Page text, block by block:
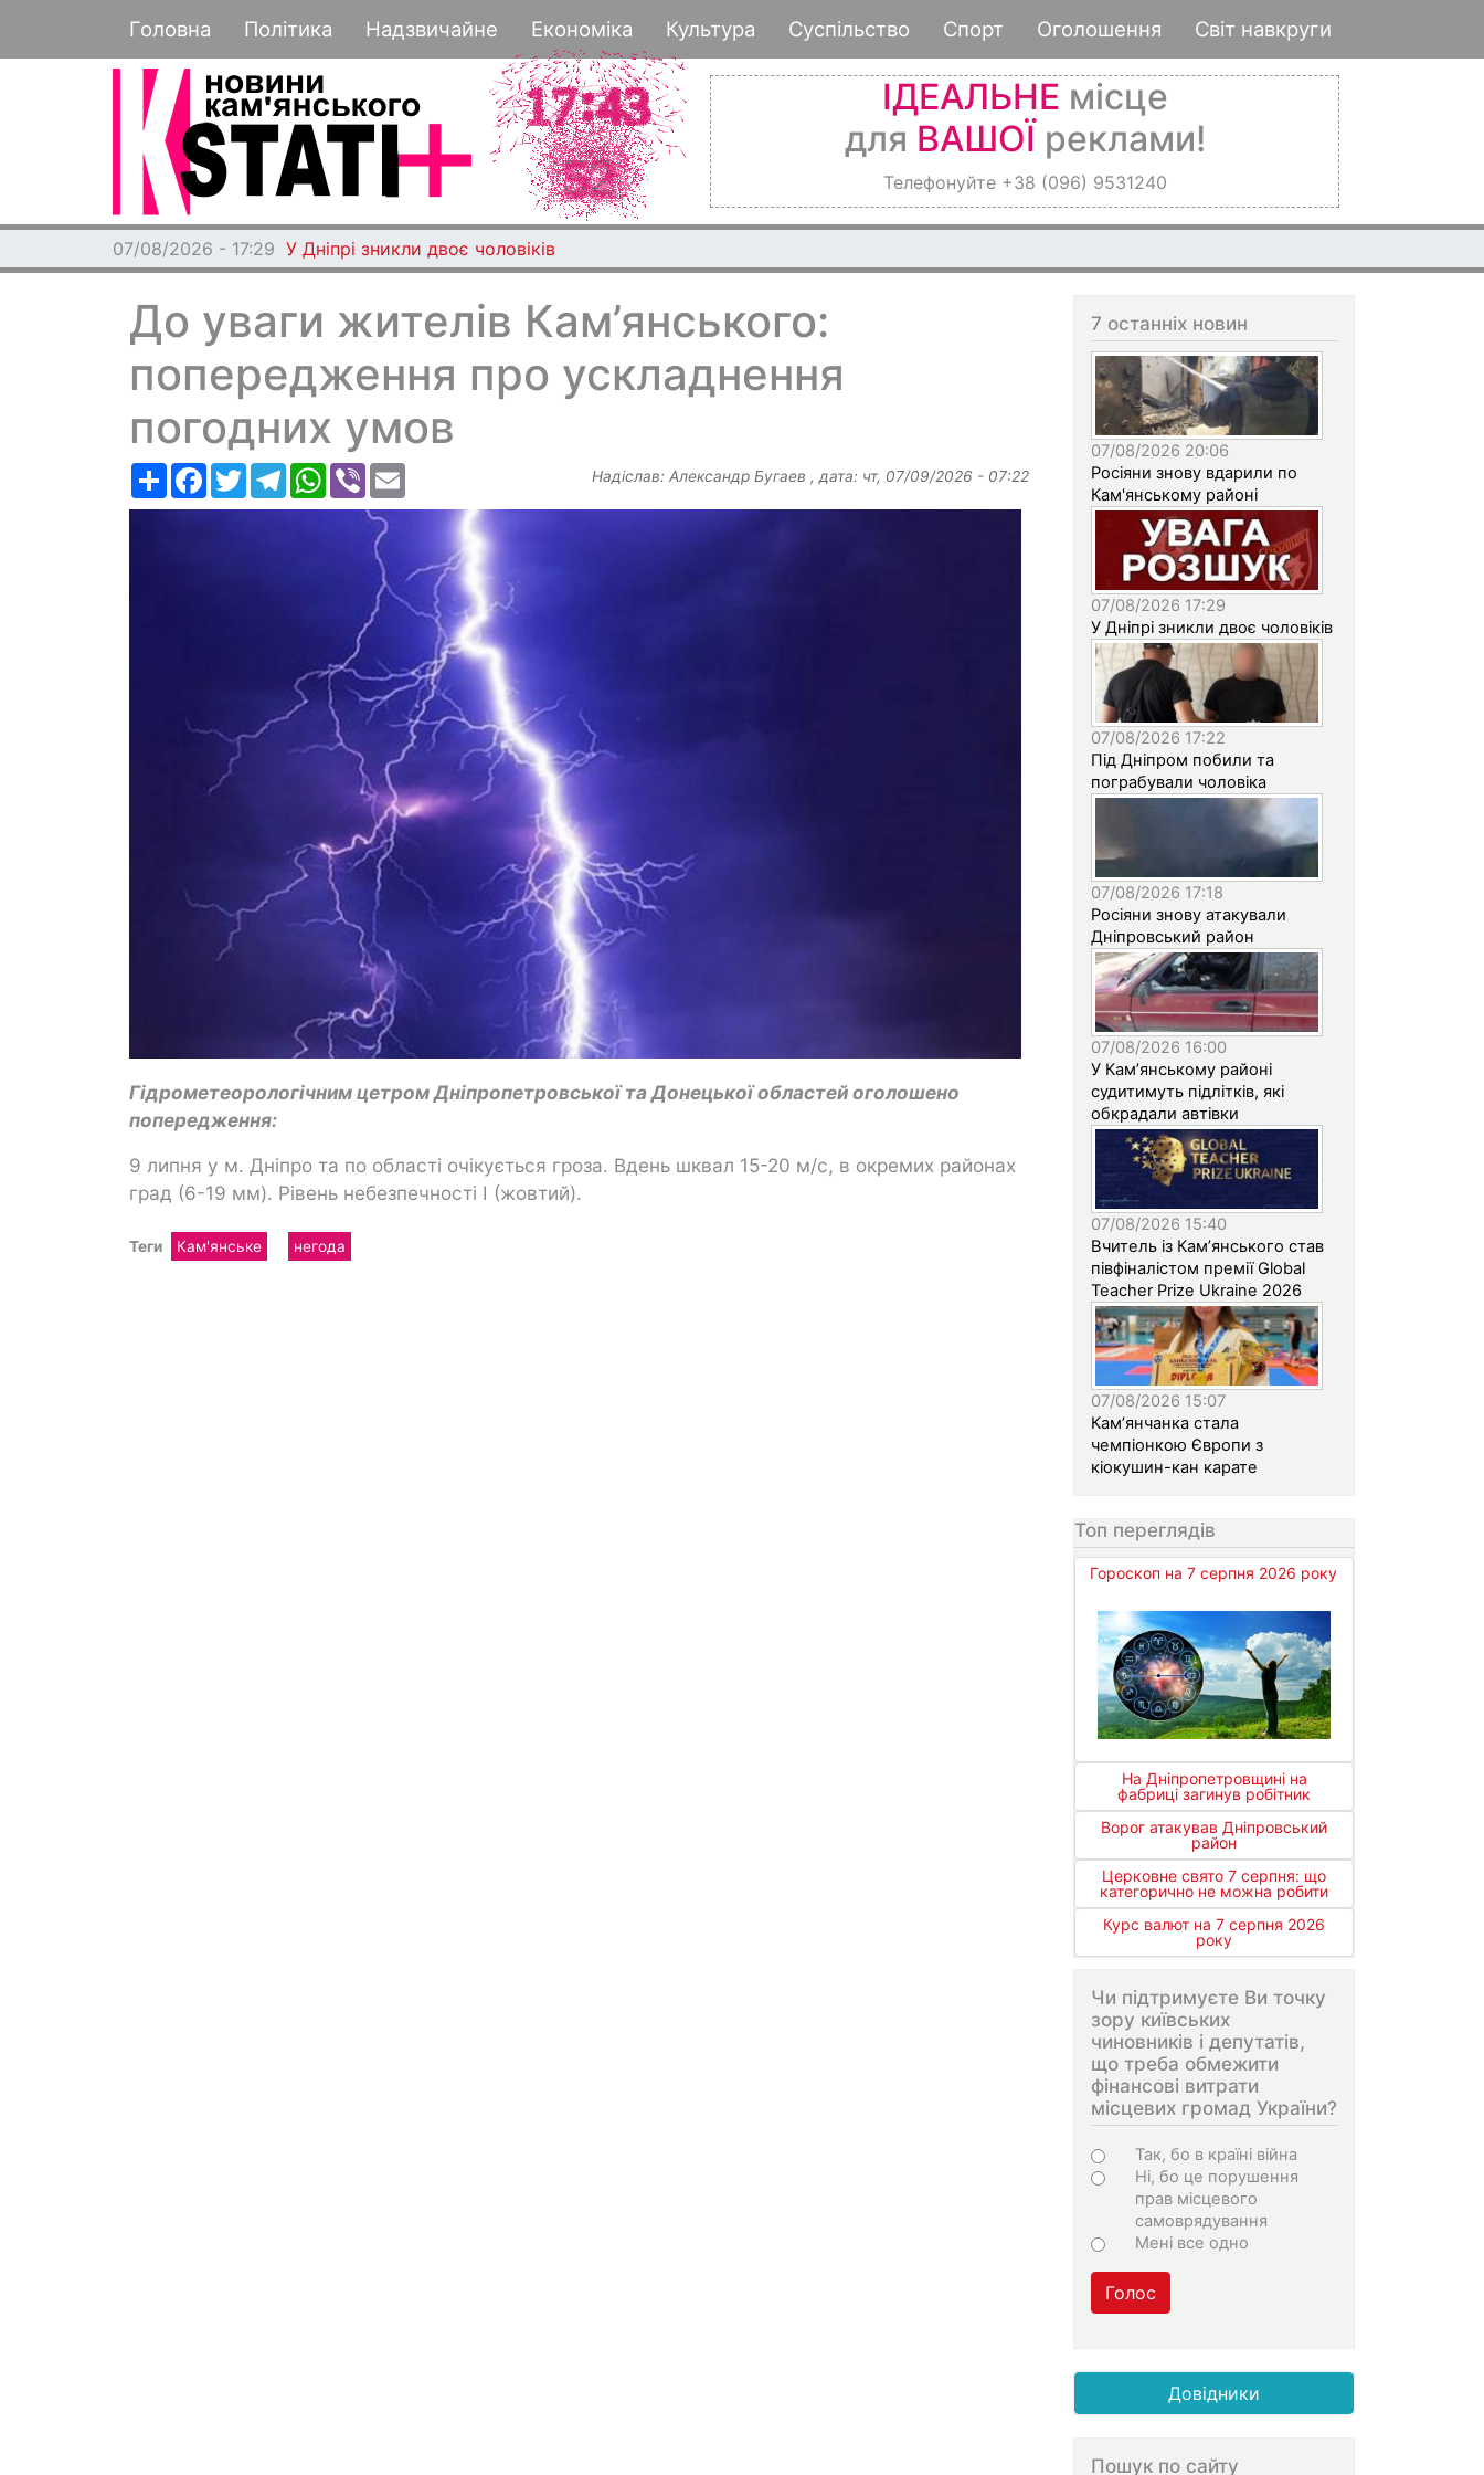
до
основного
Основная навигация
Головна Політика Надзвичайне Економіка Культура Суспільство Спорт Оголошення Світ навкруги
ІДЕАЛЬНЕ місце
для ВАШОЇ реклами!
Телефонуйте +38 (096) 9531240
07/08/2026 - 17:29 У Дніпрі зникли двоє чоловіків
До уваги жителів Кам’янського:
попередження про ускладнення
погодних умов
РесурсFacebook
TwitterTelegramWhatsApp
Viber Надіслав: Александр Бугаев , дата: чт, 07/09/2026 - 07:22
Гідрометеорологічним цетром Дніпропетровської та Донецької областей оголошено
попередження:
9 липня у м. Дніпро та по області очікується гроза. Вдень шквал 15-20 м/с, в окремих районах
град (6-19 мм). Рівень небезпечності I (жовтий).
Теги Кам'янське негода
7 останніх новин
07/08/2026 20:06
Росіяни знову вдарили по
Кам'янському районі
07/08/2026 17:29
У Дніпрі зникли двоє чоловіків
07/08/2026 17:22
Під Дніпром побили та
пограбували чоловіка
07/08/2026 17:18
Росіяни знову атакували
Дніпровський район
07/08/2026 16:00
У Кам’янському районі
судитимуть підлітків, які
обкрадали автівки
07/08/2026 15:40
Вчитель із Кам’янського став
півфіналістом премії Global
Teacher Prize Ukraine 2026
07/08/2026 15:07
Кам’янчанка стала
чемпіонкою Європи з
кіокушин-кан карате
Топ переглядів
Гороскоп на 7 серпня 2026 року
На Дніпропетровщині на
фабриці загинув робітник
Ворог атакував Дніпровський
район
Церковне свято 7 серпня: що
категорично не можна робити
Курс валют на 7 серпня 2026
року
Чи підтримуєте Ви точку
зору київських
чиновників і депутатів,
що треба обмежити
фінансові витрати
місцевих громад України?
Варіанти
Так, бо в країні війна
Ні, бо це порушення
прав місцевого
самоврядування
Мені все одно
Голос
Довідники
Пошук по сайту